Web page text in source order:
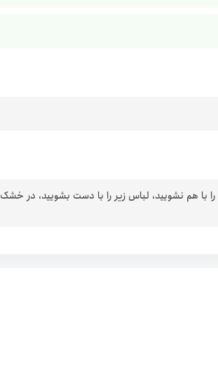
با هم نشویید، لباس زیر را با دست بشویید، در خشک